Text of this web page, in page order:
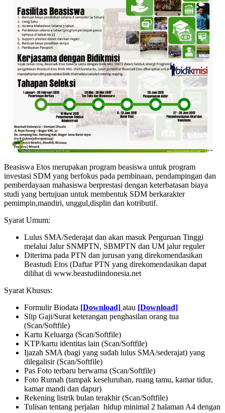
Beasiswa Etos merupakan program beasiswa untuk program
investasi SDM yang berfokus pada pembinaan, pendampingan dan
pemberdayaan mahasiswa berprestasi dengan keterbatasan biaya
studi yang bertujuan untuk membentuk SDM berkarakter
pemimpin,mandiri, unggul,displin dan kotributif.
Syarat Umum:
Lulus SMA/Sederajat dan akan masuk Perguruan Tinggi
melalui Jalur SNMPTN, SBMPTN dan UM jalur reguler
Diterima pada PTN dan jurusan yang direkomendasikan
Beastudi Etos (Daftar PTN yang direkomendasikan dapat
dilihat di www.beastudiindonesia.net
Syarat Khusus:
Formulir Biodata [Download] atau [Download]
Slip Gaji/Surat keterangan penghasilan orang tua
(Scan/Softfile)
Kartu Keluarga (Scan/Softfile)
KTP/kartu identitas lain (Scan/Softfile)
Ijazah SMA (bagi yang sudah lulus SMA/sederajat) yang
dilegalisir (Scan/Softfile)
Pas Foto terbaru berwarna (Scan/Softfile)
Foto Rumah (tampak keseluruhan, ruang tamu, kamar tidur,
kamar mandi dan dapur)
Rekening listrik bulan terakhir (Scan/Softfile)
Tulisan tentang perjalan hidup minimal 2 halaman A4 dengan